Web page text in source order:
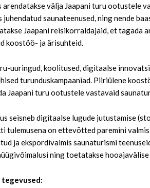
arendatakse välja Jaapani turu ootustele
juhendatud saunateenused, ning nende
Jaapani reisikorraldajaid, et
koostöö- ja ärisuhteid.
uuringud, koolitused, digitaalse
turunduskampaaniad. Piiriülene
Jaapani turu ootustele vastavaid
seisneb digitaalse lugude jutustamise
tulemusena on ettevõtted paremini
ja ekspordivalmis saunaturismi
ning toetatakse